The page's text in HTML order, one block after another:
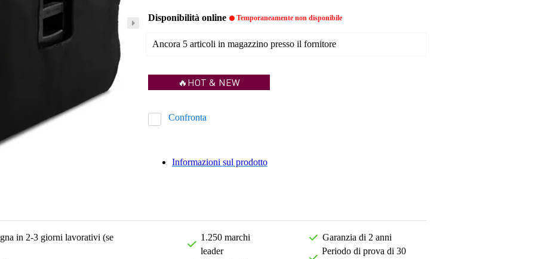
Disponibilità online Temporaneamente non disponibile
Ancora 5 articoli in magazzino presso il fornitore
🔥HOT & NEW
Confronta
Informazioni sul prodotto
in 2-3 giorni lavorativi (se
1.250 marchi
leader
Garanzia di 2 anni
Periodo di prova di 30